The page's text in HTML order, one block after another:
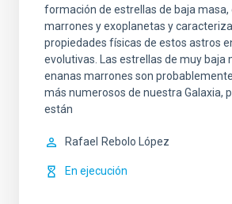
formación de estrellas de baja masa,
marrones y exoplanetas y
propiedades físicas de estos astros
evolutivas. Las estrellas de muy baja
enanas marrones son
más numerosos de nuestra Galaxia,
están
Rafael Rebolo López
En ejecución